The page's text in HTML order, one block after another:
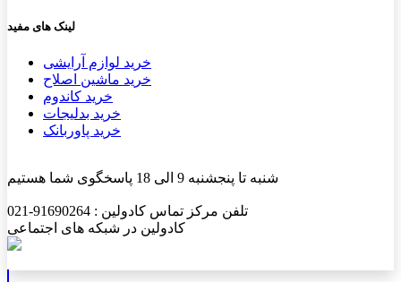
لینک های مفید
خرید لوازم آرایشی
خرید ماشین اصلاح
خرید کاندوم
خرید بدلیجات
خرید پاوربانک
شنبه تا پنجشنبه 9 الی 18 پاسخگوی شما هستیم
تلفن مرکز تماس کادولین : 91690264-021
کادولین در شبکه های اجتماعی